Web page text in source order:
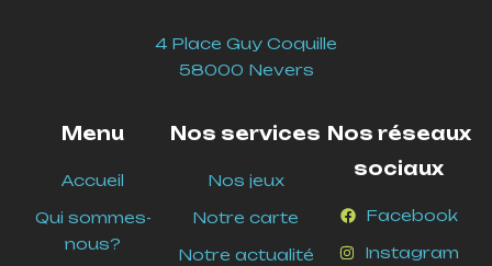
4 Place Guy Coquille
58000 Nevers
Menu
Accueil
Qui sommes-
nous?
Nos services
Nos jeux
Notre carte
Notre actualité
Nos réseaux
sociaux
Facebook
Instagram